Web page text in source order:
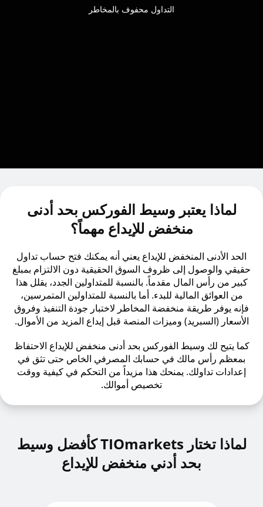
التداول محفوف بالمخاطر
لماذا يعتبر وسيط الفوركس بحد أدنى
منخفض للإيداع مهماً؟
الحد الأدنى المنخفض للإيداع يعني أنه يمكنك فتح حساب تداول
حقيقي والوصول إلى ظروف السوق الحقيقية دون الالتزام بمبلغ
كبير من رأس المال مقدماً. بالنسبة للمتداولين الجدد، يقلل هذا
من العوائق المالية للبدء. أما بالنسبة للمتداولين المتمرسين،
فإنه يوفر طريقة منخفضة المخاطر لاختبار جودة التنفيذ وفروق
الأسعار (السبريد) وميزات المنصة قبل إيداع المزيد من الأموال.
كما يتيح لك وسيط الفوركس بحد أدنى منخفض للإيداع الاحتفاظ
بمعظم رأس مالك في حسابك المصرفي الخاص حتى تثق في
إعدادات تداولك. يمنحك هذا مزيداً من التحكم في كيفية ووقت
تخصيص أموالك.
لماذا تختار TIOmarkets كأفضل وسيط
بحد أدني منخفض للإيداع